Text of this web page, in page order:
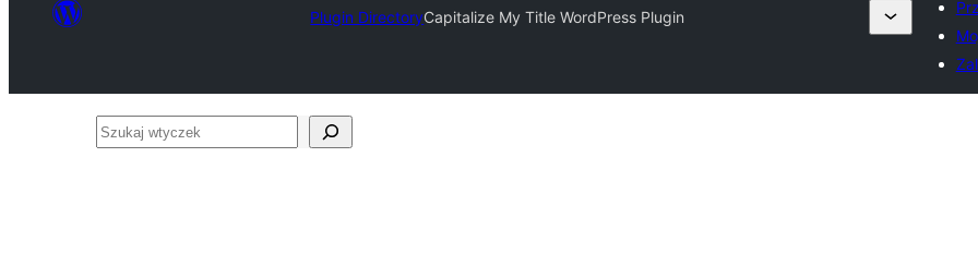
Plugin DirectoryCapitalize My Title WordPress Plugin
Szukaj